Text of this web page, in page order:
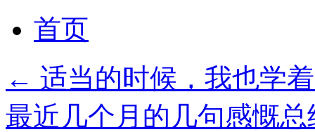
首页
← 适当的时候，我也学
最近几个月的几句感慨